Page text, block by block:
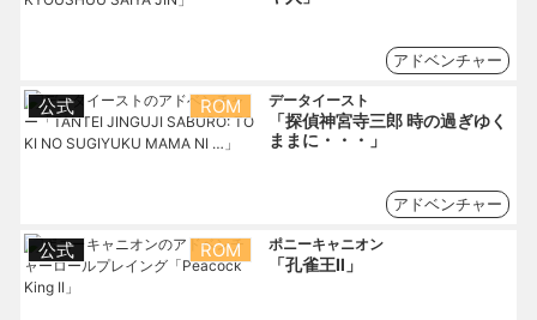
アドベンチャー
公式 ROM データイースト
「探偵神宮寺三郎 時の過ぎゆく
ままに・・・」
アドベンチャー
公式 ROM ポニーキャニオン
「孔雀王Ⅱ」